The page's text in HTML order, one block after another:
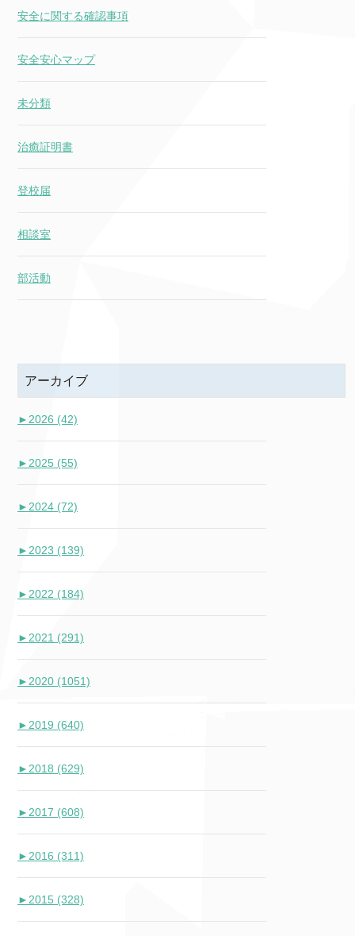
安全に関する確認事項
安全安心マップ
未分類
治癒証明書
登校届
相談室
部活動
アーカイブ
► 2026 (42)
► 2025 (55)
► 2024 (72)
► 2023 (139)
► 2022 (184)
► 2021 (291)
► 2020 (1051)
► 2019 (640)
► 2018 (629)
► 2017 (608)
► 2016 (311)
► 2015 (328)